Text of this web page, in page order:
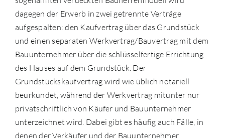
dagegen der Erwerb in zwei getrennte Verträge
aufgespalten: den Kaufvertrag über das Grundstück
und einen separaten Werkvertrag/Bauvertrag mit dem
Bauunternehmer über die schlüsselfertige Errichtung
des Hauses auf dem Grundstück. Der
Grundstückskaufvertrag wird wie üblich notariell
beurkundet, während der Werkvertrag mitunter nur
privatschriftlich von Käufer und Bauunternehmer
unterzeichnet wird. Dabei gibt es häufig auch Fälle, in
denen der Verkäufer und der Bauunternehmer